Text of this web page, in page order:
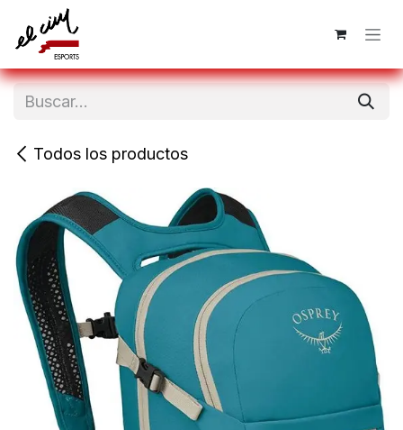
Ir al contenido
Todos los productos